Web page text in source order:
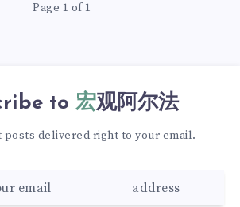
Page 1 of 1
to 宏观阿尔法
posts delivered right to your email.